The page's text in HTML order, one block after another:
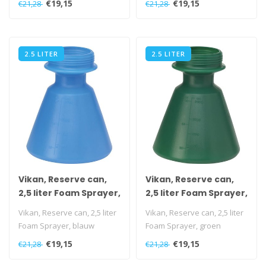
€21,28 €19,15 €21,28 €19,15
2.5 LITER
Vikan, Reserve can,
2,5 liter Foam Sprayer,
blauw
Vikan, Reserve can, 2,5 liter
Foam Sprayer, blauw
€21,28 €19,15
2.5 LITER
Vikan, Reserve can,
2,5 liter Foam Sprayer,
groen
Vikan, Reserve can, 2,5 liter
Foam Sprayer, groen
€21,28 €19,15